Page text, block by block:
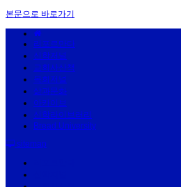
본문으로 바로가기
리포르만다
신학저널
교회사산책
목회저널
삶과문화
아카이브
신학라이브러리
Bread University
sitemap